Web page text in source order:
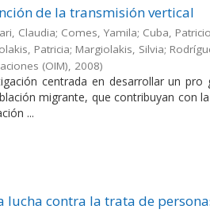
de la transmisión vertical
Claudia; Comes, Yamila; Cuba,
Patricia; Margiolakis, Silvia;
(OIM), 2008)
centrada en desarrollar un
migrante, que contribuyan con
...
lucha contra la trata de